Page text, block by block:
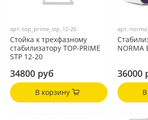
арт.top_prime_stp_12-20
Стойка к трехфазному
стабилизатору TOP-PRIME
STP 12-20
34800 руб
В корзину
арт.
NORMA
36000